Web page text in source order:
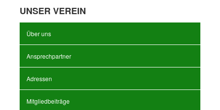
UNSER VEREIN
Über uns
Ansprechpartner
Adressen
Mitgliedbeiträge